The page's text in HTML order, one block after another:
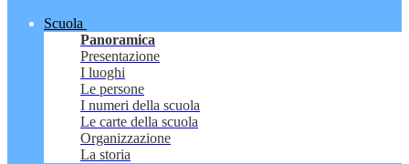
Scuola
Panoramica
Presentazione
I luoghi
Le persone
I numeri della scuola
Le carte della scuola
Organizzazione
La storia